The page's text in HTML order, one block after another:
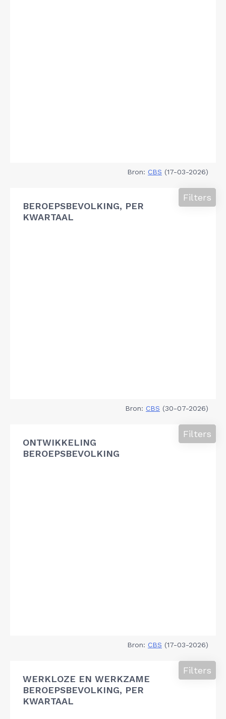
Bron: CBS (17-03-2026)
BEROEPSBEVOLKING, PER
KWARTAAL
Filters
Bron: CBS (30-07-2026)
ONTWIKKELING
BEROEPSBEVOLKING
Filters
Bron: CBS (17-03-2026)
WERKLOZE EN WERKZAME
BEROEPSBEVOLKING, PER
KWARTAAL
Filters